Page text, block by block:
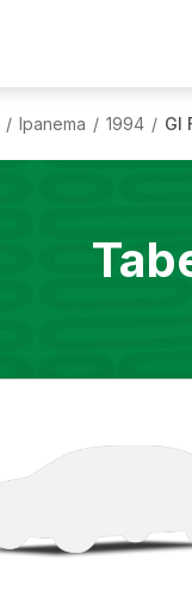
/ Ipanema / 1994 / Gl